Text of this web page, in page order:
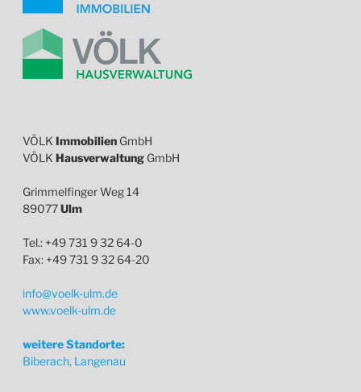
VÖLK Immobilien GmbH
VÖLK Hausverwaltung GmbH
Grimmelfinger Weg 14
89077Ulm
Tel.: +49 731 9 32 64-0
Fax: +49 731 9 32 64-20
info@voelk-ulm.de
www.voelk-ulm.de
weitere Standorte:
Biberach, Langenau